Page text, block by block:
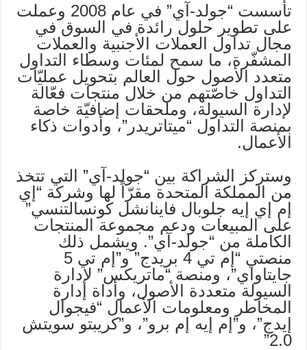
تأسست “جولد-آي” في عام 2008 وعملت
على تطوير حلول رائدة في السوق في
مجال تداول العملات الأجنبية والعملات
المشفّرة، ما سمح لمئات وسطاء التداول
متعدد الأصول حول العالم بتحويل عمليّات
التداول خاصّتهم من خلال منتجات فعّالة
لإدارة السيولة، وملحقات إضافيّة خاصة
بمنصة التداول “ميتاتريدر”، وأدوات ذكاء
الأعمال.
وستركز الشراكة بين “جولد-آي” التي تتخذ
من المملكة المتحدة مقرّاً لها وشركة “إي
إم إي إيه جلوبال فاينانشل كونسالتنسي”
على المبيعات ودعم مجموعة المنتجات
الكاملة من “جولد-آي”. ويشمل ذلك
منصتي “إم تي 4 بريدج” و”إم تي 5
جايتاواي”، ومنصة “ماتريكس” لإدارة
السيولة متعددة الأصول، وأداة إدارة
المخاطر ومعلومات الأعمال “فيجوال
إيدج”، و”إم إيه إم برو”، و”كريبتو سويتش
2.0”